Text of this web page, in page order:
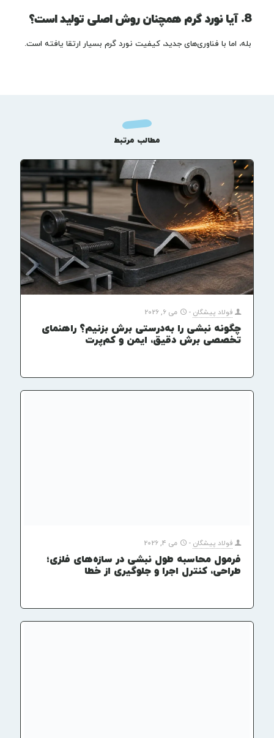
8. آیا نورد گرم همچنان روش اصلی تولید است؟
بله، اما با فناوری‌های جدید، کیفیت نورد گرم بسیار ارتقا یافته است.
مطالب مرتبط
فولاد پیشگان - می 6, 2026
چگونه نبشی را به‌درستی برش بزنیم؟ راهنمای
تخصصی برش دقیق، ایمن و کم‌پرت
فولاد پیشگان - می 4, 2026
فرمول محاسبه طول نبشی در سازه‌های فلزی؛
طراحی، کنترل اجرا و جلوگیری از خطا